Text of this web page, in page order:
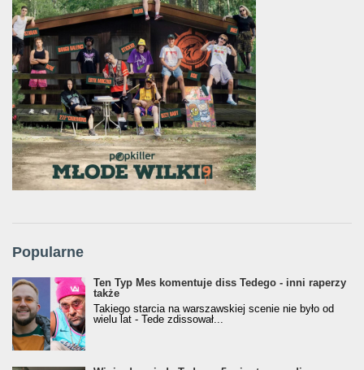
Popularne
Ten Typ Mes komentuje diss Tedego - inni raperzy
także
Takiego starcia na warszawskiej scenie nie było od
wielu lat - Tede zdissował...